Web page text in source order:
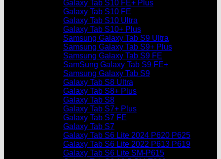
Galaxy Tab S10 FE+ Plus
Galaxy Tab S10 FE
Galaxy Tab S10 Ultra
Galaxy Tab S10+ Plus
Samsung Galaxy Tab S9 Ultra
Samsung Galaxy Tab S9+ Plus
Samsung Galaxy Tab S9 FE
SamSung Galaxy Tab S9 FE+
Samsung Galaxy Tab S9
Galaxy Tab S8 Ultra
Galaxy Tab S8+ Plus
Galaxy Tab S8
Galaxy Tab S7+ Plus
Galaxy Tab S7 FE
Galaxy Tab S7
Galaxy Tab S6 Lite 2024 P620 P625
Galaxy Tab S6 Lite 2022 P613 P619
Galaxy Tab S6 Lite SM-P615